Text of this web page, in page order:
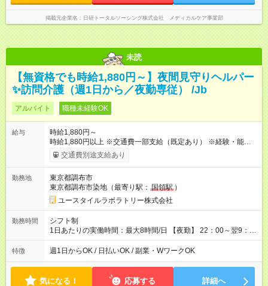
掲載元企業名 日研トータルソーシング株式会社 メディカルケア事業部
未読
【無資格でも時給1,880円～】夜間見守りヘルパー
✨訪問介護（週1日から／夜勤専従） /Jb
アルバイト 職種未経験OK
給与
時給1,880円～
時給1,880円以上 ※交通費一部支給（既定あり） ※経験・能力を
考慮して決定します 【収入例】 週1回勤務の場合：1,880円×8時
間×4回=6万0,160円 週3回勤務の場合：1,880円×8時間×12回
月 ※ 雇用形態と給与に、本採用時と異なる部分があります。 雇
用形態：本採用時と同じです。 給与：時給 1,660円以上
交通費別途支給あり
勤務地
東京都調布市
東京都調布市染地（最寄り駅： 国領駅 ）
ユースタイルラボラトリー株式会社
勤務時間
シフト制
1日あたりの実働時間：最大8時間/日 【夜勤】 22：00～翌9：
00 ※週1日～OK ／ 夜勤専従 ＊＊ 勤務時間例 ＊＊ ■22時か
ら翌7時 ■23時から翌8時 ■24時から翌9時 など ※上記の時間
ます。 ※曜日固定（毎週同じ曜日での勤務となります）
特徴 週1日からOK / 日払いOK / 副業・WワークOK
気になる！ 応募する 詳細へ